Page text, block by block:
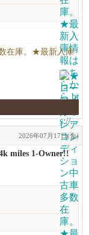
在庫。★最新入庫
2026年07月17日(金)
miles 1-Owner!!